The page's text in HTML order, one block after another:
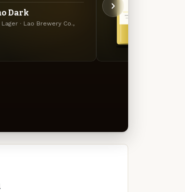
Dark
· Lao Brewery Co.,